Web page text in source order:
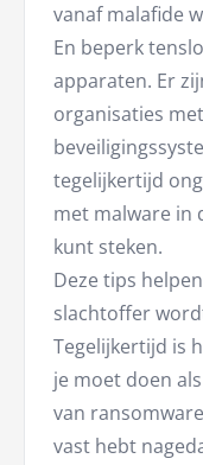
vanaf malafide
En beperk
apparaten. Er
organisaties
tegelijkertijd
met malware in
kunt steken.
Deze tips
slachtoffer
Tegelijkertijd is
je moet doen
van
vast hebt